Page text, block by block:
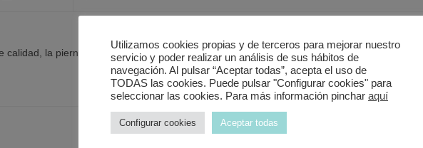
calidad, la pierna de cabrito espectacular, estuvimos muy bien atendidos.
Utilizamos cookies propias y de terceros para mejorar nuestro
servicio y poder realizar un análisis de sus hábitos de
navegación. Al pulsar “Aceptar todas”, acepta el uso de
TODAS las cookies. Puede pulsar "Configurar cookies" para
seleccionar las cookies. Para más información pinchar aquí
Configurar cookies Aceptar todas